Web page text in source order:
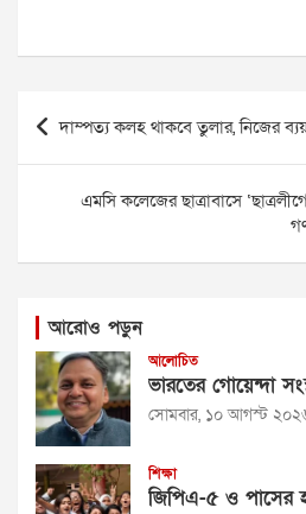
Post
navigation
দাম্পত্য কলহ থাকবে তুলার, নিজের
এমসি কলেজের ছাত্রাবাসে
আরোও পড়ুন
আলোচিত
ভারতের গোয়েন্দা
সোমবার, ১০ আগস্ট
শিক্ষা
জিপিএ-৫ ও পাসের